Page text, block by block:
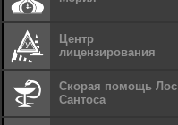
Центр
лицензирования
Скорая помощь Лос
Сантоса